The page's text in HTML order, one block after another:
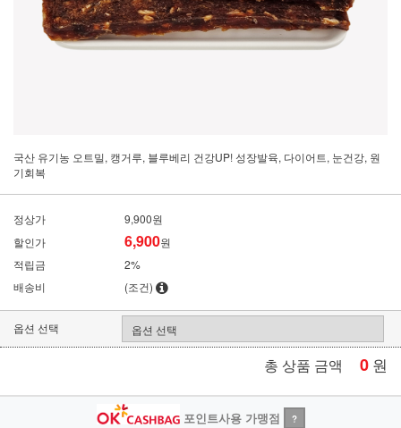
국산 유기농 오트밀, 캥거루, 블루베리 건강UP! 성장발육, 다이어트, 눈건강, 원
기회복
정상가
9,900원
할인가
6,900원
적립금
2%
배송비
(조건)
옵션 선택
총 상품 금액 0 원
포인트사용 가맹점 ?